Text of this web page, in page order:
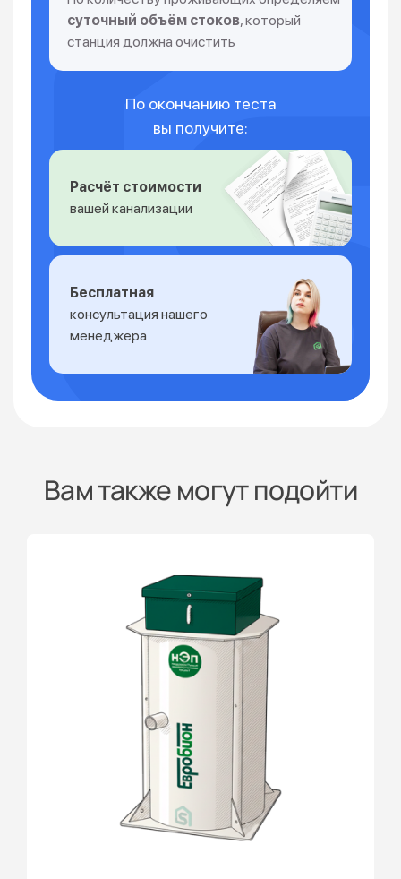
суточный объём стоков, который
станция должна очистить
По окончанию теста
вы получите:
Расчёт стоимости
вашей канализации
Бесплатная
консультация нашего
менеджера
Вам также могут подойти